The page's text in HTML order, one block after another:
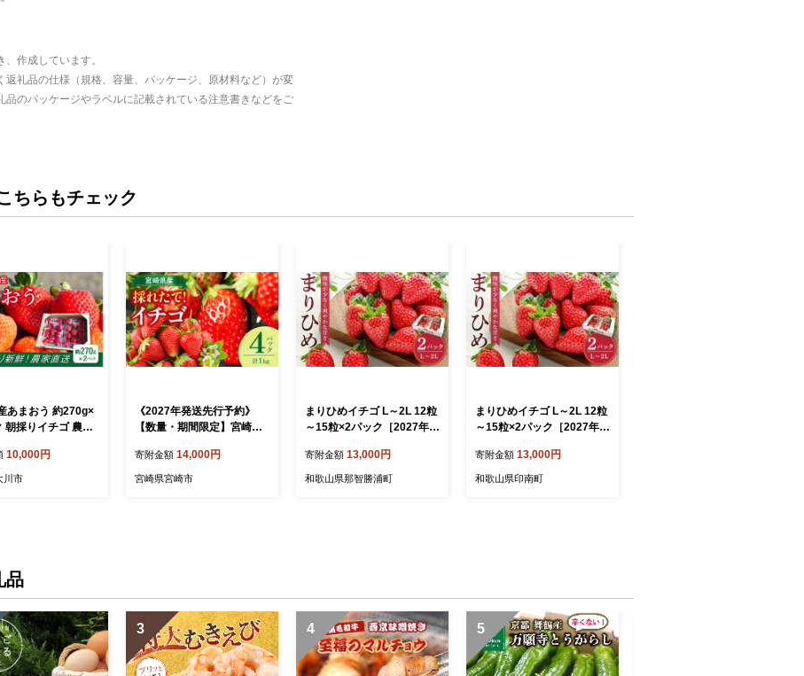
作成しています。
礼品の仕様（規格、容量、パッケージ、原材料など）が変
のパッケージやラベルに記載されている注意書きなどをご
ちらもチェック
あまおう 約270g×
朝採りイチゴ 農家
10,000円
川市
《2027年発送先行予約》
【数量・期間限定】宮崎県
4-02
寄附金額 14,000円
宮崎県宮崎市
まりひめイチゴ L～2L 12粒
～15粒×2パック［2027年1
売］［KG7］
寄附金額 13,000円
和歌山県那智勝浦町
まりひめイチゴ L～2L 12粒
～15粒×2パック［2027年1
売］［KG7］
寄附金額 13,000円
和歌山県印南町
品
3 4 5